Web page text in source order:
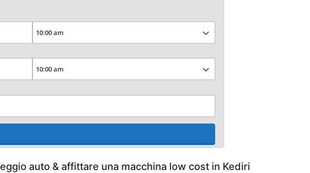
auto & affittare una macchina low cost in Kediri